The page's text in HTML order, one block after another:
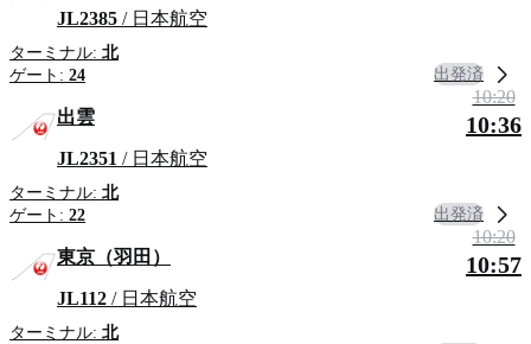
JL2385 / 日本航空
ターミナル: 北
ゲート: 24 出発済
出雲
JL2351 / 日本航空
ターミナル: 北
ゲート: 22
10:20
10:36
出発済
東京（羽田）
JL112 / 日本航空
ターミナル: 北
10:20
10:57